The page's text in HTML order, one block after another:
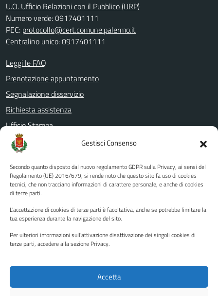
Gestisci Consenso
Secondo quanto disposto dal nuovo regolamento GDPR sulla Privacy, ai sensi del
Regolamento (UE) 2016/679, si rende noto che questo sito fa uso di cookies
tecnici, che non tracciano informazioni di carattere personale, e anche di cookies
di terze parti.
L'accettazione di cookies di terze parti è facoltativa, anche se potrebbe limitare la
tua esperienza durante la navigazione del sito.
Per ulteriori informazioni sull'attivazione disattivazione dei singoli cookies di
terze parti, accedere alla sezione Privacy.
Accetta
U.O. Ufficio Relazioni con il Pubblico (URP)
Numero verde: 0917401111
PEC: protocollo@cert.comune.palermo.it
Centralino unico: 0917401111
Leggi le FAQ
Prenotazione appuntamento
Segnalazione disservizio
Richiesta assistenza
Ufficio Stampa
Amministrazione Trasparente
Albo pretorio
Informativa privacy
Note legali
Piano di miglioramento del sito
Instagram